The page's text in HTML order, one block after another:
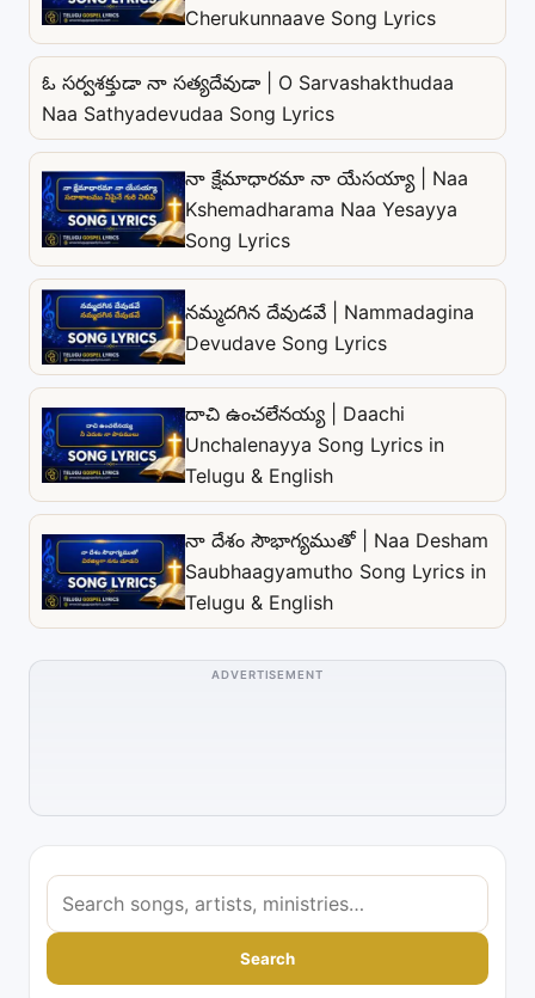
Cherukunnaave Song Lyrics
ఓ సర్వశక్తుడా నా సత్యదేవుడా | O Sarvashakthudaa
Naa Sathyadevudaa Song Lyrics
నా క్షేమాధారమా నా యేసయ్యా | Naa
Kshemadharama Naa Yesayya
Song Lyrics
నమ్మదగిన దేవుడవే | Nammadagina
Devudave Song Lyrics
దాచి ఉంచలేనయ్య | Daachi
Unchalenayya Song Lyrics in
Telugu & English
నా దేశం సౌభాగ్యముతో | Naa Desham
Saubhaagyamutho Song Lyrics in
Telugu & English
ADVERTISEMENT
S
e
a
r
Search